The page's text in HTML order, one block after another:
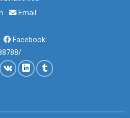
-
Email:
-
Facebook: